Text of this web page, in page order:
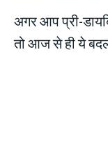
अगर आप प्री-
तो आज से ही ये